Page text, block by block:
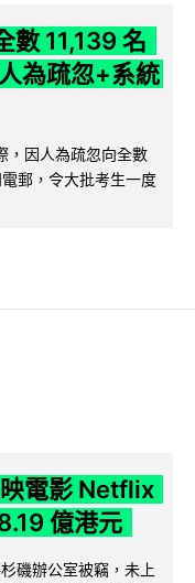
數 11,139 名
為疏忽+系統
，因人為疏忽向全數
郵，令大批考生一度
電影 Netflix
億港元
磯辦公室被竊，未上